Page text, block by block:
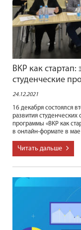
ВКР как
студенческие
24.12.2021
16 декабря состоялся
развития студенческих
программы «ВКР как
в онлайн-формате в
Читать дальше